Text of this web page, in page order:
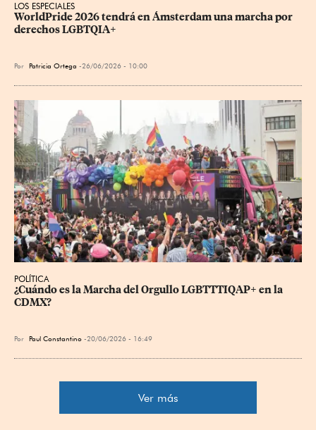
LOS ESPECIALES
WorldPride 2026 tendrá en Ámsterdam una marcha por
derechos LGBTQIA+
Por Patricia Ortega 26/06/2026 - 10:00
POLÍTICA
¿Cuándo es la Marcha del Orgullo LGBTTTIQAP+ en la
CDMX?
Por Paul Constantino 20/06/2026 - 16:49
Ver más